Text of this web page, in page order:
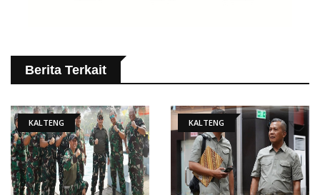
Berita Terkait
KALTENG KALTENG